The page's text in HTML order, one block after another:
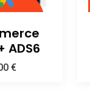
ADS6
€